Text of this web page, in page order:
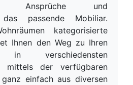
Ansprüche und
das passende Mobiliar.
kategorisierte
Ihnen den Weg zu Ihren
in verschiedensten
mittels der verfügbaren
einfach aus diversen